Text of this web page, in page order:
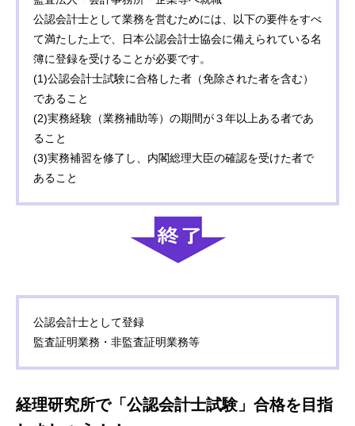
公認会計士として業務を営むためには、以下の要件をすべ
て満たした上で、日本公認会計士協会に備えられている名
簿に登録を受けることが必要です。
(1)公認会計士試験に合格した者（免除された者を含む）
であること
(2)実務経験（業務補助等）の期間が３年以上ある者であ
ること
(3)実務補習を修了し、内閣総理大臣の確認を受けた者で
あること
公認会計士として登録
監査証明業務・非監査証明業務等
経理研究所で「公認会計士試験」合格を目指